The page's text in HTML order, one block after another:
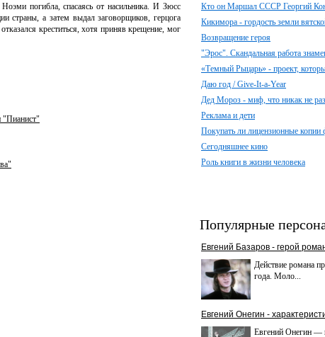
погибла, спасаясь от насильника. И Зюсс
страны, а затем выдал заговорщиков, герцога
креститься, хотя приняв крещение, мог
"Пианист"
Кто он Маршал СССР Георгий
Кикимора - гордость земли
Возвращение героя
"Эрос". Скандальная работа
«Темный Рыцарь» - проект,
Даю год / Give-It-a-Year
Дед Мороз - миф, что никак не
Реклама и дети
Покупать ли лицензионные копии
Сегодняшнее кино
Роль книги в жизни человека
Популярные
Евгений Базаров - герой
Действие романа
года. Моло...
Евгений Онегин -
Евгений Онегин —